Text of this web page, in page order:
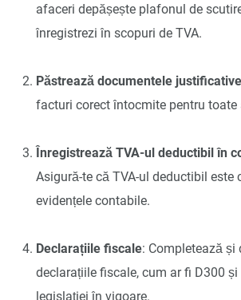
afaceri depășește plafonul de
înregistrezi în scopuri de TVA.
Păstrează documentele justificative
facturi corect întocmite pentru toate
Înregistrează TVA-ul deductibil în
Asigură-te că TVA-ul deductibil este
evidențele contabile.
Declarațiile fiscale: Completează și
declarațiile fiscale, cum ar fi D300
legislației în vigoare.